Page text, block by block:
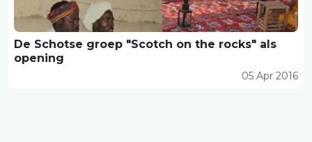
De Schotse groep "Scotch on the rocks" als
opening
05 Apr 2016